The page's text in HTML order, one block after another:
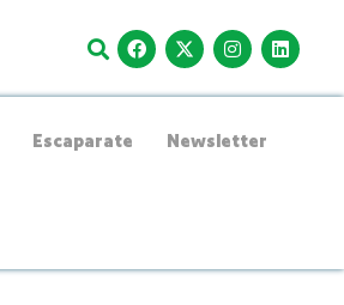
Escaparate Newsletter